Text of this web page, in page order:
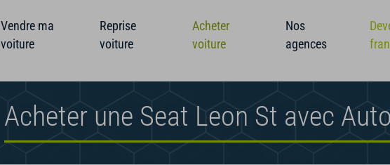
Vendre ma
voiture
Reprise
voiture
Acheter
voiture
Nos
agences
Acheter une Seat Leon St avec